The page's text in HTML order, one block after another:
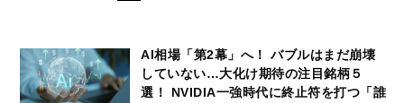
AI相場「第2幕」へ！ バブルはまだ崩壊
していない…大化け期待の注目銘柄５
選！ NVIDIA一強時代に終止符を打つ「誰